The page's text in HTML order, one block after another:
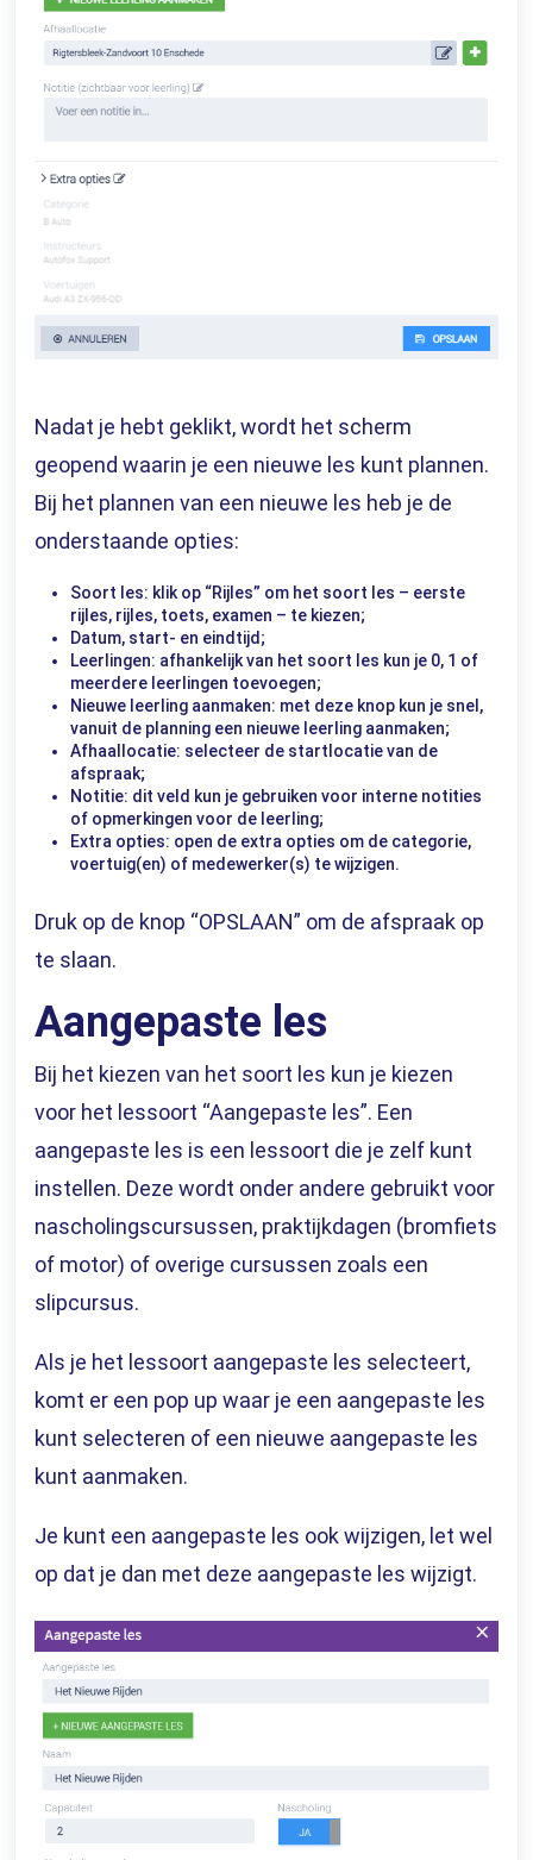
Nadat je hebt geklikt, wordt het scherm
geopend waarin je een nieuwe les kunt plannen.
Bij het plannen van een nieuwe les heb je de
onderstaande opties:
Soort les: klik op “Rijles” om het soort les – eerste
rijles, rijles, toets, examen – te kiezen;
Datum, start- en eindtijd;
Leerlingen: afhankelijk van het soort les kun je 0, 1 of
meerdere leerlingen toevoegen;
Nieuwe leerling aanmaken: met deze knop kun je snel,
vanuit de planning een nieuwe leerling aanmaken;
Afhaallocatie: selecteer de startlocatie van de
afspraak;
Notitie: dit veld kun je gebruiken voor interne notities
of opmerkingen voor de leerling;
Extra opties: open de extra opties om de categorie,
voertuig(en) of medewerker(s) te wijzigen.
Druk op de knop “OPSLAAN” om de afspraak op
te slaan.
Aangepaste les
Bij het kiezen van het soort les kun je kiezen
voor het lessoort “Aangepaste les”. Een
aangepaste les is een lessoort die je zelf kunt
instellen. Deze wordt onder andere gebruikt voor
nascholingscursussen, praktijkdagen (bromfiets
of motor) of overige cursussen zoals een
slipcursus.
Als je het lessoort aangepaste les selecteert,
komt er een pop up waar je een aangepaste les
kunt selecteren of een nieuwe aangepaste les
kunt aanmaken.
Je kunt een aangepaste les ook wijzigen, let wel
op dat je dan met deze aangepaste les wijzigt.